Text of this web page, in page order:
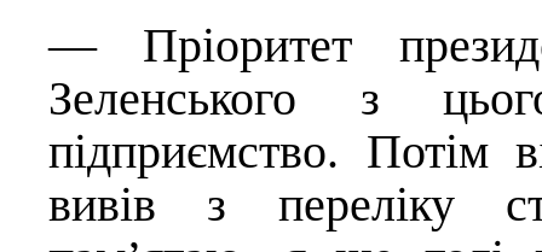
— Пріоритет
Зеленського з
підприємство. Потім
вивів з переліку